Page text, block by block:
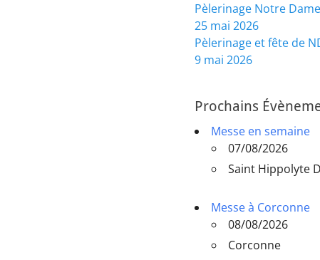
Pèlerinage Notre
25 mai 2026
Pèlerinage et fête de
9 mai 2026
Prochains
Messe en semaine
07/08/2026
Saint Hippolyte
Messe à Corconne
08/08/2026
Corconne